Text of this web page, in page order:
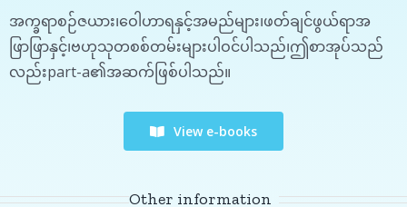
အက္ခရာစဉ်ဇယား၊ဝေါဟာရနှင့်အမည်များ၊ဖတ်ချင်ဖွယ်ရာအ
ဖြာဖြာနှင့်၊ဗဟုသုတစစ်တမ်းများပါဝင်ပါသည်၊ဤစာအုပ်သည်
လည်းpart-a၏အဆက်ဖြစ်ပါသည်။
View e-books
Other information